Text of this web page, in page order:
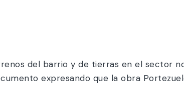
del barrio y de tierras en el sector
expresando que la obra